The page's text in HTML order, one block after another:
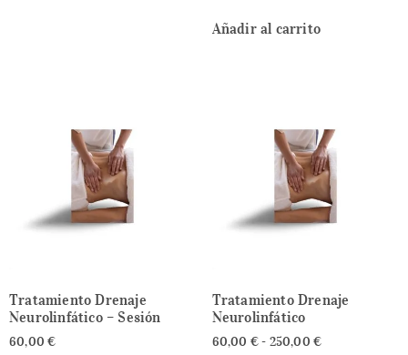
Añadir al carrito
Tratamiento Drenaje
Neurolinfático – Sesión
60,00€
Tratamiento Drenaje
Neurolinfático
60,00 €- 250,00 €